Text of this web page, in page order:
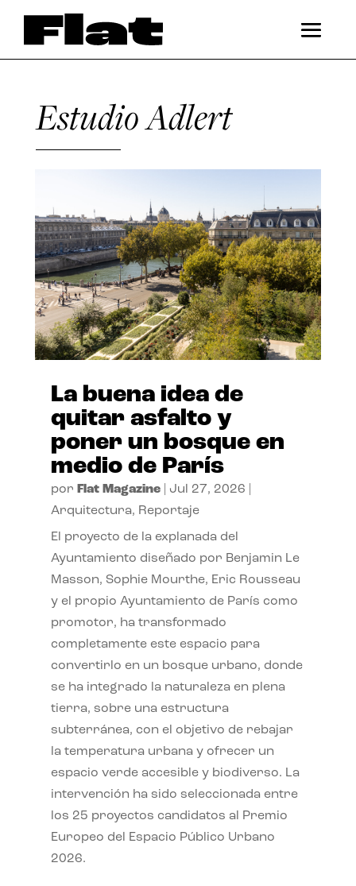
Estudio Adlert
La buena idea de
quitar asfalto y
poner un bosque en
medio de París
por Flat Magazine| Jul 27, 2026
Arquitectura, Reportaje
El proyecto de la explanada del
Ayuntamiento diseñado por Benjamin Le
Masson, Sophie Mourthe, Eric Rousseau
y el propio Ayuntamiento de París como
promotor, ha transformado
completamente este espacio para
convertirlo en un bosque urbano, donde
se ha integrado la naturaleza en plena
tierra, sobre una estructura
subterránea, con el objetivo de rebajar
la temperatura urbana y ofrecer un
espacio verde accesible y biodiverso. La
intervención ha sido seleccionada entre
los 25 proyectos candidatos al Premio
Europeo del Espacio Público Urbano
2026.